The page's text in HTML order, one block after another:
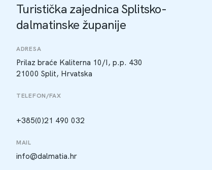
Turistička zajednica Splitsko-
dalmatinske županije
ADRESA
Prilaz braće Kaliterna 10/I, p.p. 430
21000 Split, Hrvatska
TELEFON/FAX
+385(0)21 490 032
MAIL
info@dalmatia.hr